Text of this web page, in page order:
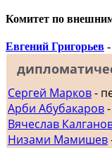
Комитет по
Евгений Григорьев
Сергей Марков-
Арби Абубакаров
Вячеслав
Низами Мамишев